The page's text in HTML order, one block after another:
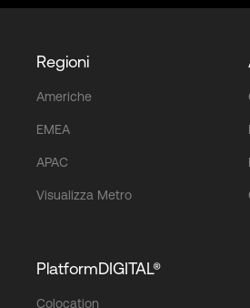
Regioni
Americhe
EMEA
APAC
Visualizza Metro
PlatformDIGITAL®
Colocation